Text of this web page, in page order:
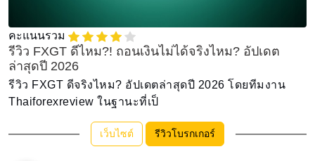
คะแนนรวม
รีวิว FXGT ดีไหม?! ถอนเงินไม่ได้จริงไหม? อัปเดต
ล่าสุดปี 2026
รีวิว FXGT ดีจริงไหม? อัปเดตล่าสุดปี 2026 โดยทีมงาน
Thaiforexreview ในฐานะที่เป็
เว็บไซต์ รีวิวโบรกเกอร์